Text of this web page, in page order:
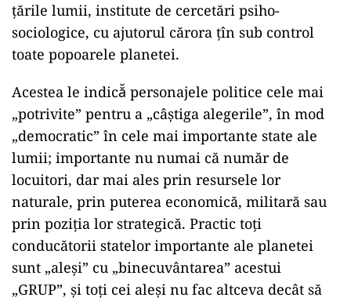
ţările lumii, institute de cercetări psiho-
sociologice, cu ajutorul cărora ţîn sub control
toate popoarele planetei.
Acestea le indică̆ personajele politice cele mai
„potrivite” pentru a „câştiga alegerile”, în mod
„democratic” în cele mai importante state ale
lumii; importante nu numai că număr de
locuitori, dar mai ales prin resursele lor
naturale, prin puterea economică, militară sau
prin poziţia lor strategică. Practic toţi
conducătorii statelor importante ale planetei
sunt „aleşi” cu „binecuvântarea” acestui
„GRUP”, şi toţi cei aleşi nu fac altceva decât să